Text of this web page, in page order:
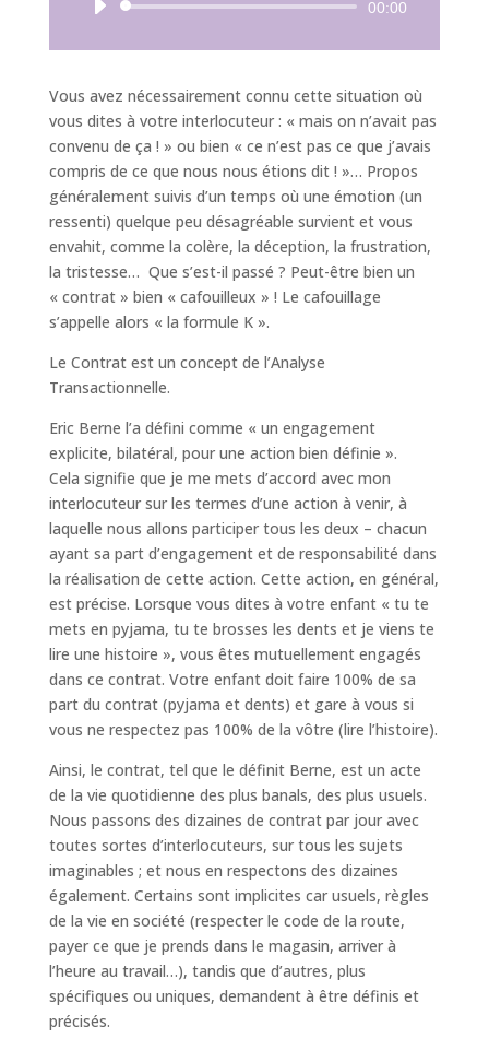
Lecteur
00:00
Vous avez nécessairement connu cette situation où
vous dites à votre interlocuteur : « mais on n’avait pas
convenu de ça ! » ou bien « ce n’est pas ce que j’avais
compris de ce que nous nous étions dit ! »… Propos
généralement suivis d’un temps où une émotion (un
ressenti) quelque peu désagréable survient et vous
envahit, comme la colère, la déception, la frustration,
la tristesse… Que s’est-il passé ? Peut-être bien un
« contrat » bien « cafouilleux » ! Le cafouillage
s’appelle alors « la formule K ».
Le Contrat est un concept de l’Analyse
Transactionnelle.
Eric Berne l’a défini comme « un engagement
explicite, bilatéral, pour une action bien définie ».
Cela signifie que je me mets d’accord avec mon
interlocuteur sur les termes d’une action à venir, à
laquelle nous allons participer tous les deux – chacun
ayant sa part d’engagement et de responsabilité dans
la réalisation de cette action. Cette action, en général,
est précise. Lorsque vous dites à votre enfant « tu te
mets en pyjama, tu te brosses les dents et je viens te
lire une histoire », vous êtes mutuellement engagés
dans ce contrat. Votre enfant doit faire 100% de sa
part du contrat (pyjama et dents) et gare à vous si
vous ne respectez pas 100% de la vôtre (lire l’histoire).
Ainsi, le contrat, tel que le définit Berne, est un acte
de la vie quotidienne des plus banals, des plus usuels.
Nous passons des dizaines de contrat par jour avec
toutes sortes d’interlocuteurs, sur tous les sujets
imaginables ; et nous en respectons des dizaines
également. Certains sont implicites car usuels, règles
de la vie en société (respecter le code de la route,
payer ce que je prends dans le magasin, arriver à
l’heure au travail…), tandis que d’autres, plus
spécifiques ou uniques, demandent à être définis et
précisés.